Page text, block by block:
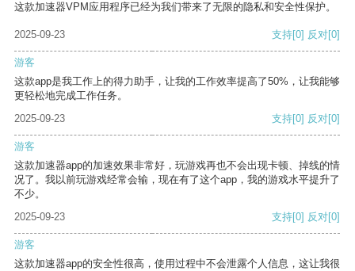
这款加速器VPM应用程序已经为我们带来了无限的隐私和安全性保护。
2025-09-23 支持[0] 反对[0]
游客
这款app是我工作上的得力助手，让我的工作效率提高了50%，让我能够
更轻松地完成工作任务。
2025-09-23
支持[0] 反对[0]
游客
这款加速器app的加速效果非常好，玩游戏再也不会出现卡顿、掉线的情
况了。我以前玩游戏经常会输，现在有了这个app，我的游戏水平提升了
不少。
2025-09-23
支持[0] 反对[0]
游客
这款加速器app的安全性很高，使用过程中不会泄露个人信息，这让我很